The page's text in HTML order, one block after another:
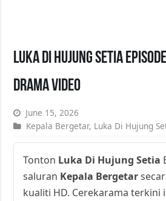
Luka Di Hujung Setia
Drama Video
June 15, 2026
Kepala Bergetar, Luka Di Hujung
Tonton Luka Di Hujung Setia
saluran Kepala Bergetar
kualiti HD. Cerekarama terkini